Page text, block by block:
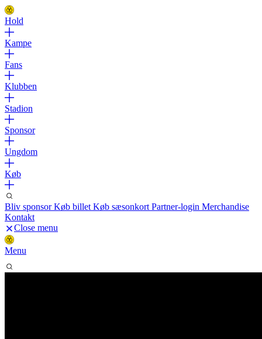
Hold
Kampe
Fans
Klubben
Stadion
Sponsor
Ungdom
Køb
Bliv sponsorKøb billet Køb sæsonkort Partner-login Merchandise
Kontakt
Close menu
Menu